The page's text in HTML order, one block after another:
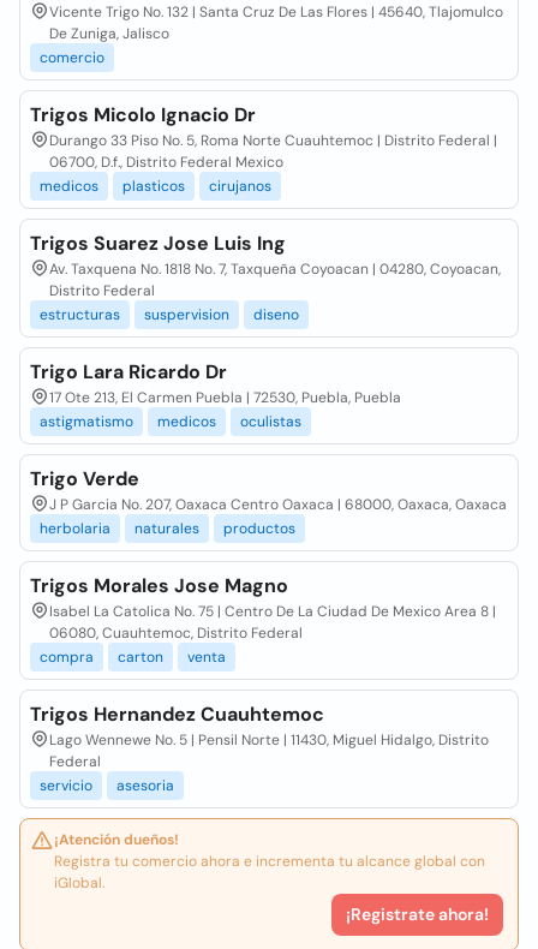
Vicente Trigo No. 132 | Santa Cruz De Las Flores | 45640, Tlajomulco
De Zuniga, Jalisco
comercio
Trigos Micolo Ignacio Dr
Durango 33 Piso No. 5, Roma Norte Cuauhtemoc | Distrito Federal |
06700, D.f., Distrito Federal Mexico
medicos
plasticos cirujanos
Trigos Suarez Jose Luis Ing
Av. Taxquena No. 1818 No. 7, Taxqueña Coyoacan | 04280, Coyoacan,
Distrito Federal
estructuras
suspervision diseno
Trigo Lara Ricardo Dr
17 Ote 213, El Carmen Puebla | 72530, Puebla, Puebla
astigmatismo
medicos oculistas
Trigo Verde
J P Garcia No. 207, Oaxaca Centro Oaxaca | 68000, Oaxaca, Oaxaca
herbolaria
naturales productos
Trigos Morales Jose Magno
Isabel La Catolica No. 75 | Centro De La Ciudad De Mexico Area 8 |
06080, Cuauhtemoc, Distrito Federal
compra
carton venta
Trigos Hernandez Cuauhtemoc
Lago Wennewe No. 5 | Pensil Norte | 11430, Miguel Hidalgo, Distrito
Federal
servicio
asesoria
¡Atención dueños!
Registra tu comercio ahora e incrementa tu alcance global con
iGlobal.
¡Registrate ahora!